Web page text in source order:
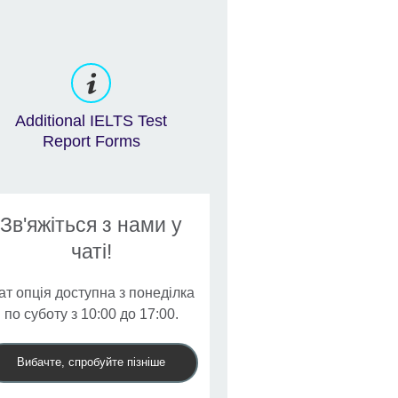
Additional IELTS Test
Report Forms
Зв'яжіться з нами у
чаті!
опція доступна з понеділка
по суботу з 10:00 до 17:00.
Вибачте, спробуйте пізніше